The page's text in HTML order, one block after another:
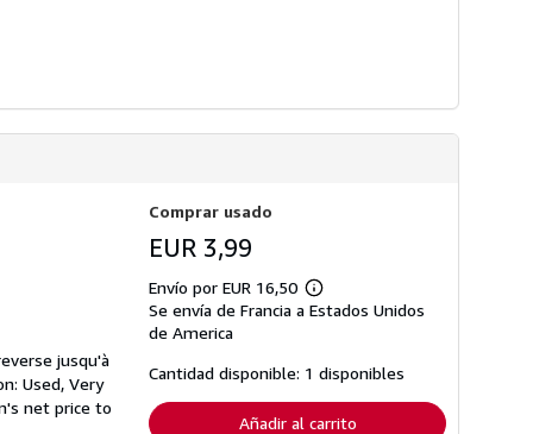
jusqu'à
Used, Very
net price to
Comprar usado
EUR 3,99
Envío por EUR 16,50
Más
información
tarifas
de
envío
Se envía de Francia a Estados Unidos
de America
Cantidad disponible: 1 disponibles
Añadir al carrito